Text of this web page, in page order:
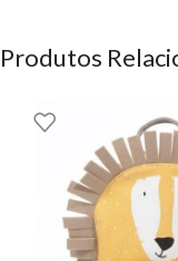
Espaço interior amplo
Material resistente e
Alças ajustáveis para
Com esta mochila
estojos do mesmo
Produtos